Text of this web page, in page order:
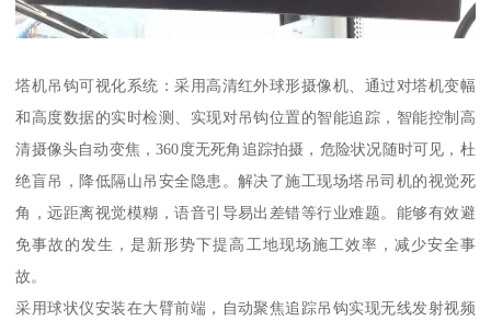
塔机吊钩可视化系统：采用高清红外球形摄像机、通过对塔机变幅
和高度数据的实时检测、实现对吊钩位置的智能追踪，智能控制高
清摄像头自动变焦，360度无死角追踪拍摄，危险状况随时可见，杜
绝盲吊，降低隔山吊安全隐患。解决了施工现场塔吊司机的视觉死
角，远距离视觉模糊，语音引导易出差错等行业难题。能够有效避
免事故的发生，是新形势下提高工地现场施工效率，减少安全事
故。
采用球状仪安装在大臂前端，自动聚焦追踪吊钩实现无线发射视频